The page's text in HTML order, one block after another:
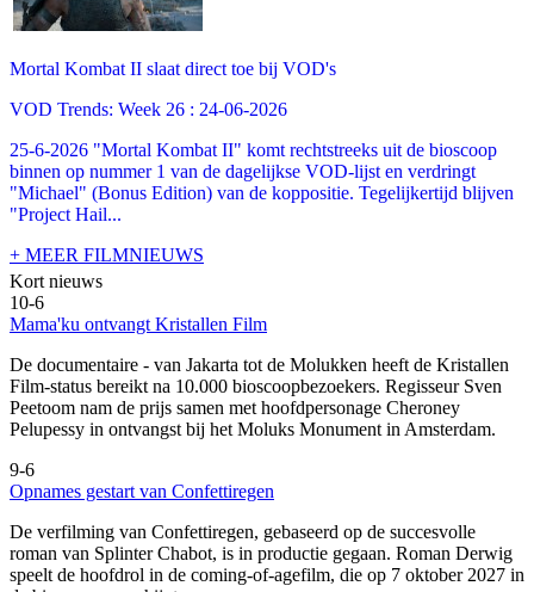
Mortal Kombat II slaat direct toe bij VOD's
VOD Trends: Week 26 : 24-06-2026
25-6-2026 "Mortal Kombat II" komt rechtstreeks uit de bioscoop
binnen op nummer 1 van de dagelijkse VOD-lijst en verdringt
"Michael" (Bonus Edition) van de koppositie. Tegelijkertijd blijven
"Project Hail...
+ MEER FILMNIEUWS
Kort nieuws
10-6
Mama'ku ontvangt Kristallen Film
De documentaire - van Jakarta tot de Molukken heeft de Kristallen
Film-status bereikt na 10.000 bioscoopbezoekers. Regisseur Sven
Peetoom nam de prijs samen met hoofdpersonage Cheroney
Pelupessy in ontvangst bij het Moluks Monument in Amsterdam.
9-6
Opnames gestart van Confettiregen
De verfilming van Confettiregen, gebaseerd op de succesvolle
roman van Splinter Chabot, is in productie gegaan. Roman Derwig
speelt de hoofdrol in de coming-of-agefilm, die op 7 oktober 2027 in